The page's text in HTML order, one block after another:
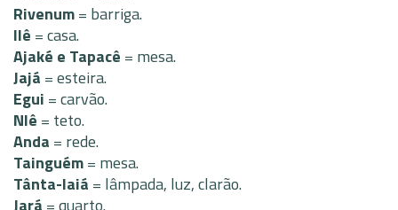
Rivenum= barriga.
Ilê = casa.
Ajaké e Tapacê = mesa.
Jajá = esteira.
Egui = carvão.
Nlê = teto.
Anda = rede.
Tainguém= mesa.
Tânta-laiá = lâmpada, luz, clarão.
Jará = quarto.